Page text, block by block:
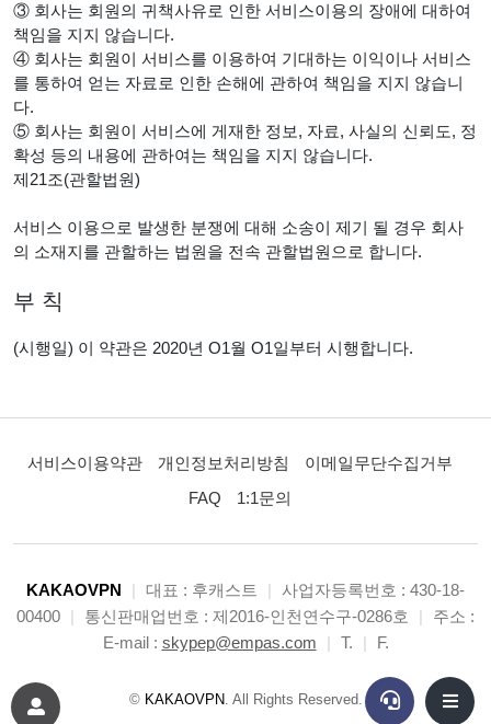
③ 회사는 회원의 귀책사유로 인한 서비스이용의 장애에 대하여
책임을 지지 않습니다.
④ 회사는 회원이 서비스를 이용하여 기대하는 이익이나 서비스
를 통하여 얻는 자료로 인한 손해에 관하여 책임을 지지 않습니
다.
⑤ 회사는 회원이 서비스에 게재한 정보, 자료, 사실의 신뢰도, 정
확성 등의 내용에 관하여는 책임을 지지 않습니다.
제21조(관할법원)
서비스 이용으로 발생한 분쟁에 대해 소송이 제기 될 경우 회사
의 소재지를 관할하는 법원을 전속 관할법원으로 합니다.
부 칙
(시행일) 이 약관은 2020년 O1월 O1일부터 시행합니다.
서비스이용약관 개인정보처리방침
이메일무단수집거부
FAQ
1:1문의
KAKAOVPN | 대표 : 후캐스트 |
사업자등록번호 : 430-18-
00400 | 통신판매업번호 : 제2016-인천연수구-0286호 |
주소 :
E-mail : skypep@empas.com | T. | F.
© KAKAOVPN. All Rights Reserved.